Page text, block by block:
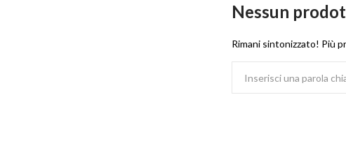
Nessun
Rimani sintonizzato! Più